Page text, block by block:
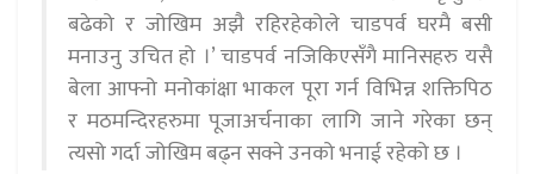
बढेको र जोखिम अझै रहिरहेकोले चाडपर्व घरमै बसी
मनाउनु उचित हो ।’ चाडपर्व नजिकिएसँगै मानिसहरु यसै
बेला आफ्नो मनोकांक्षा भाकल पूरा गर्न विभिन्न शक्तिपिठ
र मठमन्दिरहरुमा पूजाअर्चनाका लागि जाने गरेका छन्
त्यसो गर्दा जोखिम बढ्न सक्ने उनको भनाई रहेको छ ।